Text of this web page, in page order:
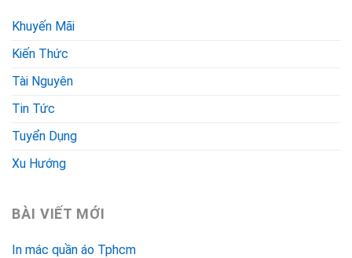
Khuyến Mãi
Kiến Thức
Tài Nguyên
Tin Tức
Tuyển Dụng
Xu Hướng
BÀI VIẾT MỚI
In mác quần áo Tphcm